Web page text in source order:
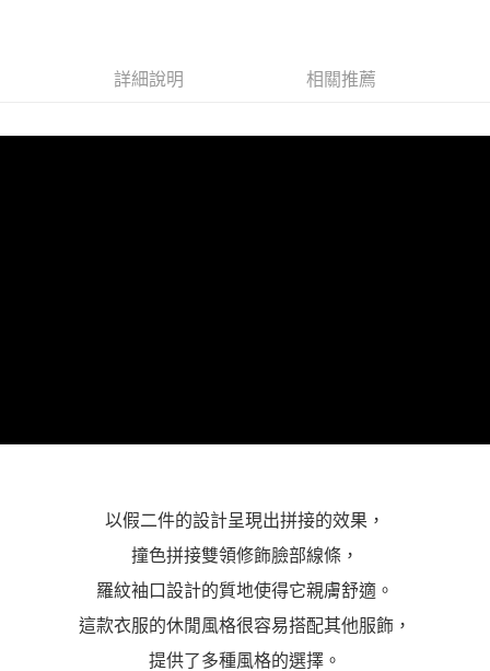
易，需依本服務之必要範圍內提供個人資料，並將交易相關給付款項請求債
權轉讓予恩沛科技股份有限公司。
詳細說明 相關推薦
以假二件的設計呈現出拼接的效果，
撞色拼接雙領修飾臉部線條，
羅紋袖口設計的質地使得它親膚舒適。
這款衣服的休閒風格很容易搭配其他服飾，
提供了多種風格的選擇。